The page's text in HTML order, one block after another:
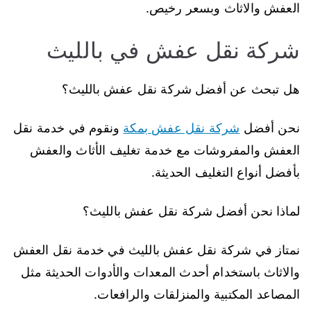
العفش والاثاث وبسعر رخيص.
شركة نقل عفش في بالليث
هل تبحث عن أفضل شركة نقل عفش بالليث؟
نحن أفضل شركة نقل عفش بمكة ونقوم في خدمة نقل
العفش والمفروشات مع خدمة تغليف الأثاث والعفش
بأفضل أنواع التغليف الحديثة.
لماذا نحن أفضل شركة نقل عفش بالليث؟
نمتاز في شركة نقل عفش بالليث في خدمة نقل العفش
والاثاث باستخدام أحدث المعدات والأدوات الحديثة مثل
المصاعد المكتبية والمنزلقات والرافعات.